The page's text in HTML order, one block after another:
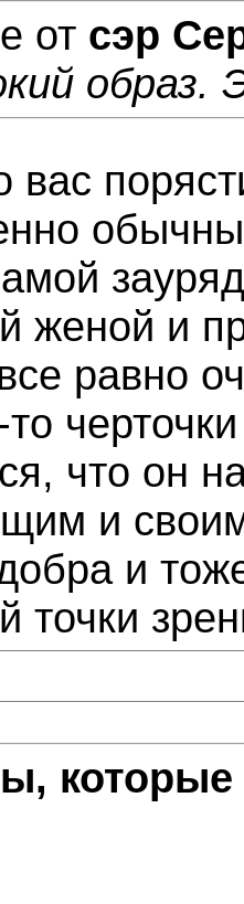
от сэр
вас
женой и
равно
то
что он
и
и
точки